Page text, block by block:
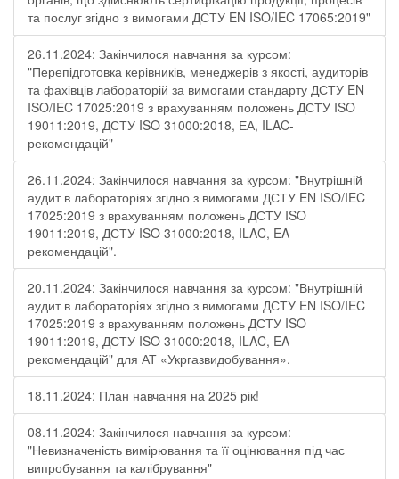
та послуг згідно з вимогами ДСТУ EN ISO/IEC 17065:2019"
26.11.2024: Закінчилося навчання за курсом:
"Перепідготовка керівників, менеджерів з якості, аудиторів
та фахівців лабораторій за вимогами стандарту ДСТУ EN
ISO/IEC 17025:2019 з врахуванням положень ДСТУ ISO
19011:2019, ДСТУ ISO 31000:2018, ЕА, ILAC-
рекомендацій"
26.11.2024: Закінчилося навчання за курсом: "Внутрішній
аудит в лабораторіях згідно з вимогами ДСТУ EN ISO/IEC
17025:2019 з врахуванням положень ДСТУ ISO
19011:2019, ДСТУ ISO 31000:2018, ILAC, EA -
рекомендацій".
20.11.2024: Закінчилося навчання за курсом: "Внутрішній
аудит в лабораторіях згідно з вимогами ДСТУ EN ISO/IEC
17025:2019 з врахуванням положень ДСТУ ISO
19011:2019, ДСТУ ISO 31000:2018, ILAC, EA -
рекомендацій" для АТ «Укргазвидобування».
18.11.2024: План навчання на 2025 рік!
08.11.2024: Закінчилося навчання за курсом:
"Невизначеність вимірювання та її оцінювання під час
випробування та калібрування"